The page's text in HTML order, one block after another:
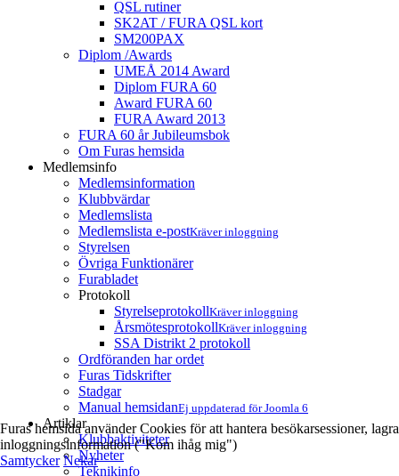
QSL rutiner
SK2AT / FURA QSL kort
SM200PAX
Diplom /Awards
UMEÅ 2014 Award
Diplom FURA 60
Award FURA 60
FURA Award 2013
FURA 60 år Jubileumsbok
Om Furas hemsida
Medlemsinfo
Medlemsinformation
Klubbvärdar
Medlemslista
Medlemslista e-postKräver inloggning
Styrelsen
Övriga Funktionärer
Furabladet
Protokoll
StyrelseprotokollKräver inloggning
ÅrsmötesprotokollKräver inloggning
SSA Distrikt 2 protokoll
Ordföranden har ordet
Furas Tidskrifter
Stadgar
Manual hemsidanEj uppdaterad för Joomla 6
Artiklar
Klubbaktiviteter
Nyheter
Teknikinfo
Furas hemsida använder Cookies för att hantera besökarsessioner, lagra
inloggningsinformation ("Kom ihåg mig")
Samtycker Nekar